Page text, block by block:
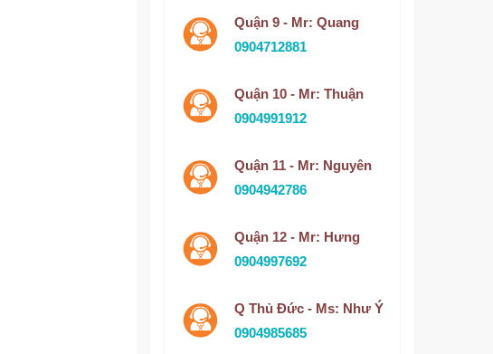
Quận 9 - Mr: Quang
0904712881
Quận 10 - Mr: Thuận
0904991912
Quận 11 - Mr: Nguyên
0904942786
Quận 12 - Mr: Hưng
0904997692
Q Thủ Đức - Ms: Như Ý
0904985685